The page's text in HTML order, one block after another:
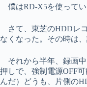
僕はRD-X5を使って
さて、東芝のHDDレ
なくなった。その時は
それから半年、録画
押しで、強制電源OFF
んだ）どうも、片側の